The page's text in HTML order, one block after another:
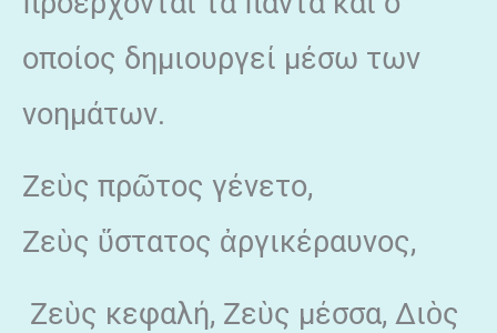
οποίος δημιουργεί μέσω των
νοημάτων.
Ζεὺς πρῶτος γένετο,
Ζεὺς ὕστατος ἀργικέραυνος,
Ζεὺς κεφαλή, Ζεὺς μέσσα, Διὸς